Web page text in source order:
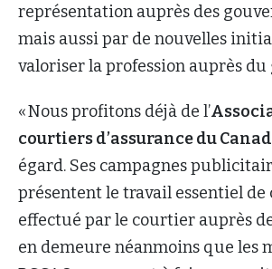
représentation auprès des
mais aussi par de nouvelles
valoriser la profession auprès
« Nous profitons déjà de l’
courtiers d’assurance du
égard. Ses campagnes
présentent le travail essentiel de
effectué par le courtier auprès
en demeure néanmoins que les